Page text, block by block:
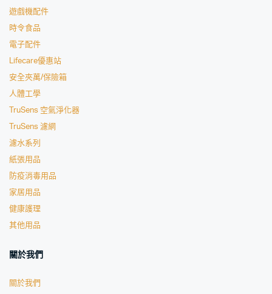
遊戲機配件
時令食品
電子配件
Lifecare優惠站
安全夾萬/保險箱
人體工學
TruSens 空氣淨化器
TruSens 濾網
濾水系列
紙張用品
防疫消毒用品
家居用品
健康護理
其他用品
關於我們
關於我們